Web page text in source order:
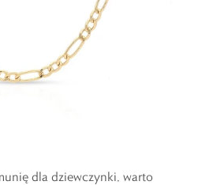
dla dziewczynki, warto